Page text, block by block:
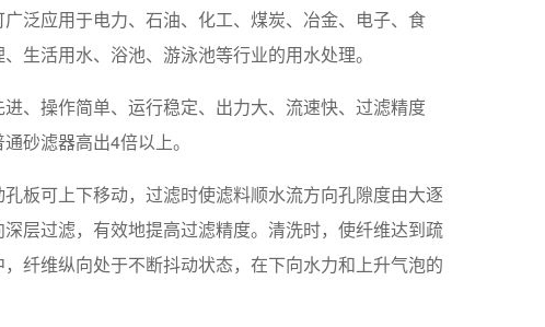
泛应用于电力、石油、化工、煤炭、冶金、电子、食
生活用水、浴池、游泳池等行业的用水处理。
、操作简单、运行稳定、出力大、流速快、过滤精度
砂滤器高出4倍以上。
板可上下移动，过滤时使滤料顺水流方向孔隙度由大逐
层过滤，有效地提高过滤精度。清洗时，使纤维达到疏
纤维纵向处于不断抖动状态，在下向水力和上升气泡的